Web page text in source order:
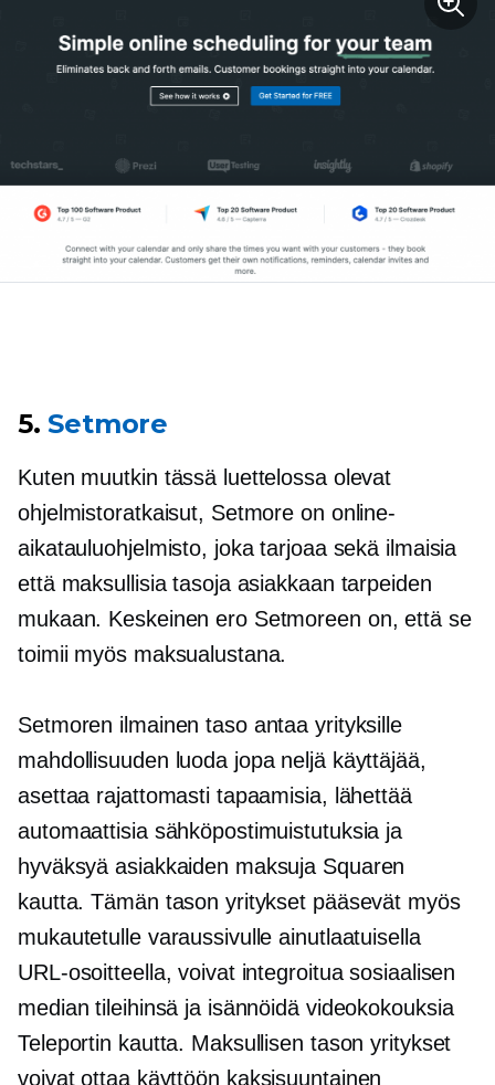
5.Setmore
Kuten muutkin tässä luettelossa olevat
ohjelmistoratkaisut, Setmore on online-
aikatauluohjelmisto, joka tarjoaa sekä ilmaisia ​​
että maksullisia tasoja asiakkaan tarpeiden
mukaan. Keskeinen ero Setmoreen on, että se
toimii myös maksualustana.
Setmoren ilmainen taso antaa yrityksille
mahdollisuuden luoda jopa neljä käyttäjää,
asettaa rajattomasti tapaamisia, lähettää
automaattisia sähköpostimuistutuksia ja
hyväksyä asiakkaiden maksuja Squaren
kautta. Tämän tason yritykset pääsevät myös
mukautetulle varaussivulle ainutlaatuisella
URL-osoitteella, voivat integroitua sosiaalisen
median tileihinsä ja isännöidä videokokouksia
Teleportin kautta. Maksullisen tason yritykset
voivat ottaa käyttöön kaksisuuntainen